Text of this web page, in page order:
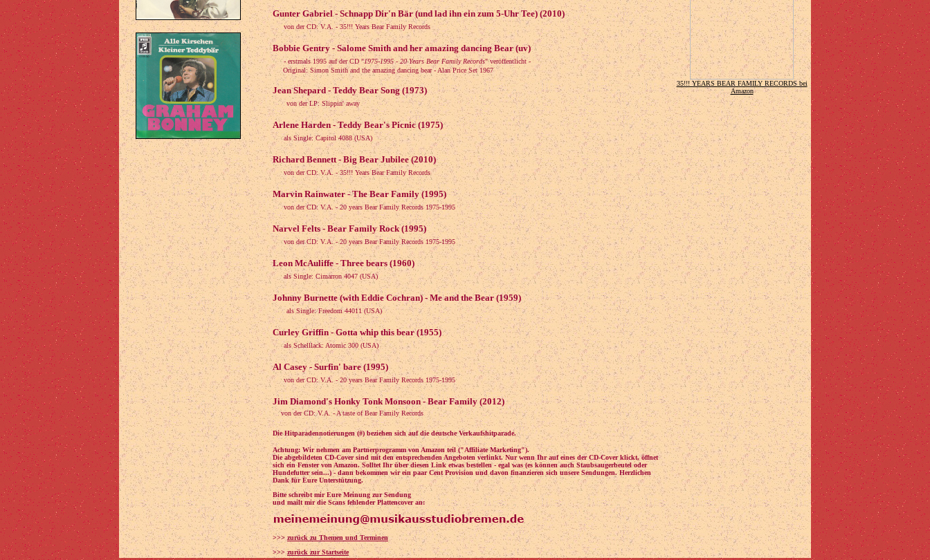
Gunter Gabriel - Schnapp Dir'n Bär (und lad ihn ein zum 5-Uhr Tee) (2010)
von der CD: V.A. - 35!!! Years Bear Family Records
Bobbie Gentry - Salome Smith and her amazing dancing Bear (uv)
- erstmals 1995 auf der CD "1975-1995 - 20 Years Bear Family Records" veröffentlicht -
Original: Simon Smith and the amazing dancing bear - Alan Price Set 1967
Jean Shepard - Teddy Bear Song (1973)
von der LP: Slippin' away
Arlene Harden - Teddy Bear's Picnic (1975)
als Single: Capitol 4088 (USA)
Richard Bennett - Big Bear Jubilee (2010)
von der CD: V.A. - 35!!! Years Bear Family Records
Marvin Rainwater - The Bear Family (1995)
von der CD: V.A. - 20 years Bear Family Records 1975-1995
Narvel Felts - Bear Family Rock (1995)
von der CD: V.A. - 20 years Bear Family Records 1975-1995
Leon McAuliffe - Three bears (1960)
als Single: Cimarron 4047 (USA)
Johnny Burnette (with Eddie Cochran) - Me and the Bear (1959)
als Single: Freedom 44011 (USA)
Curley Griffin - Gotta whip this bear (1955)
als Schelllack: Atomic 300 (USA)
Al Casey - Surfin' bare (1995)
von der CD: V.A. - 20 years Bear Family Records 1975-1995
Jim Diamond's Honky Tonk Monsoon - Bear Family (2012)
von der CD: V.A. - A taste of Bear Family Records
Die Hitparadennotierungen (#) beziehen sich auf die deutsche Verkaufshitparade.
Achtung: Wir nehmen am Partnerprogramm von Amazon teil ("Affiliate Marketing").
Die abgebildeten CD-Cover sind mit den entsprechenden Angeboten verlinkt. Nur wenn Ihr auf eines der CD-Cover klickt, öffnet
sich ein Fenster von Amazon. Solltet Ihr über diesen Link etwas bestellen - egal was (es können auch Staubsaugerbeutel oder
Hundefutter sein...) - dann bekommen wir ein paar Cent Provision und davon finanzieren sich unsere Sendungen. Herzlichen
Dank für Eure Unterstützung.
Bitte schreibt mir Eure Meinung zur Sendung
und mailt mir die Scans fehlender Plattencover an:
>>> zurück zu Themen und Terminen
>>>zurück zur Startseite
35!!! YEARS BEAR FAMILY RECORDS bei
Amazon